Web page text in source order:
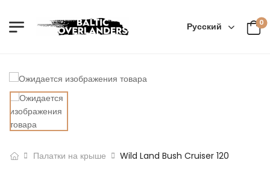
Русский 0
Палатки на крыше
Wild Land Bush Cruiser 120